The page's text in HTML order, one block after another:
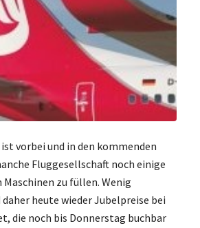
vorbei und in den kommenden
Fluggesellschaft noch einige
zu füllen. Wenig
heute wieder Jubelpreise bei
die noch bis Donnerstag buchbar